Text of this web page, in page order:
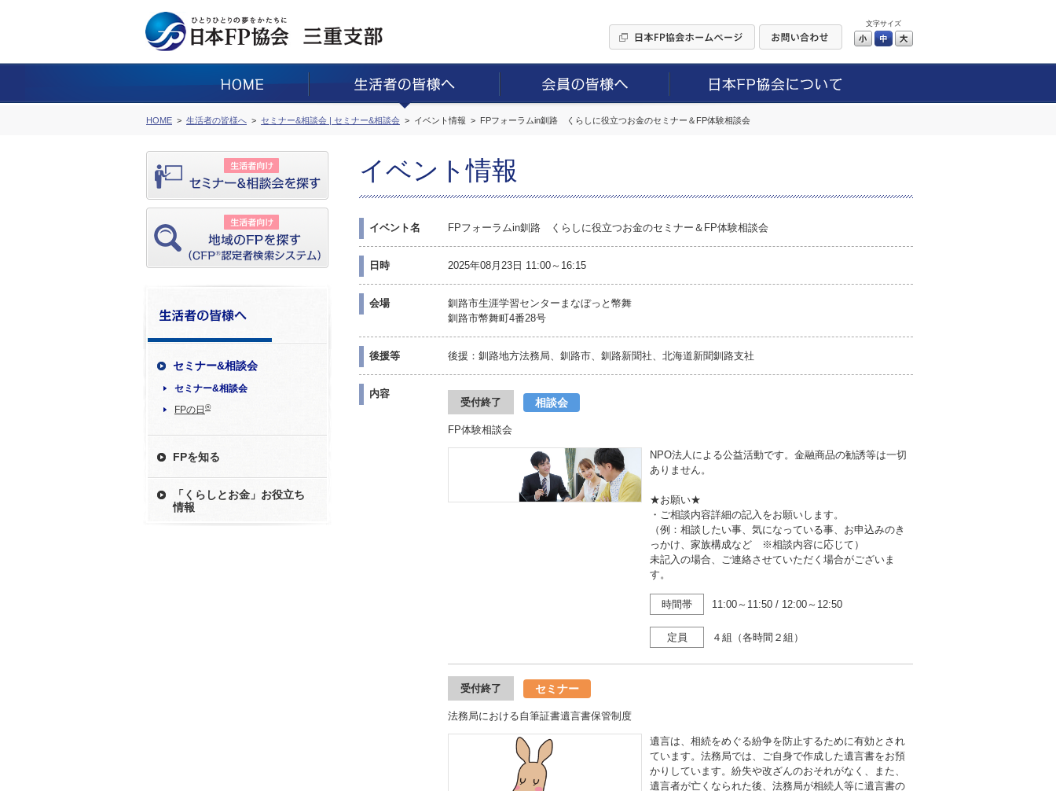
文字サイズ
小 中
HOME 生活者の皆様へ セミナー&相談会 | セミナー&相談会 イベント情報 FPフォーラムin釧路 くらしに役立つお金のセミナー＆FP体験相談会
セミナー&相談会
セミナー&相談会
FPの日 ®
FPを知る
「くらしとお金」お役立ち
情報
イベント情報
イベント名 FPフォーラムin釧路 くらしに役立つお金のセミナー＆FP体験相談会
日時 2025年08月23日 11:00～16:15
会場
釧路市生涯学習センターまなぼっと幣舞
釧路市幣舞町4番28号
後援等 後援：釧路地方法務局、釧路市、釧路新聞社、北海道新聞釧路支社
内容
受付終了 相談会
FP体験相談会
NPO法人による公益活動です。金融商品の勧誘等は一切
ありません。
★お願い★
・ご相談内容詳細の記入をお願いします。
（例：相談したい事、気になっている事、お申込みのき
っかけ、家族構成など ※相談内容に応じて）
未記入の場合、ご連絡させていただく場合がございま
す。
時間帯 11:00～11:50 / 12:00～12:50
定員 ４組（各時間２組）
受付終了 セミナー
法務局における自筆証書遺言書保管制度
遺言は、相続をめぐる紛争を防止するために有効とされ
ています。法務局では、ご自身で作成した遺言書をお預
かりしています。紛失や改ざんのおそれがなく、また、
遺言者が亡くなられた後、法務局が相続人等に遺言書の